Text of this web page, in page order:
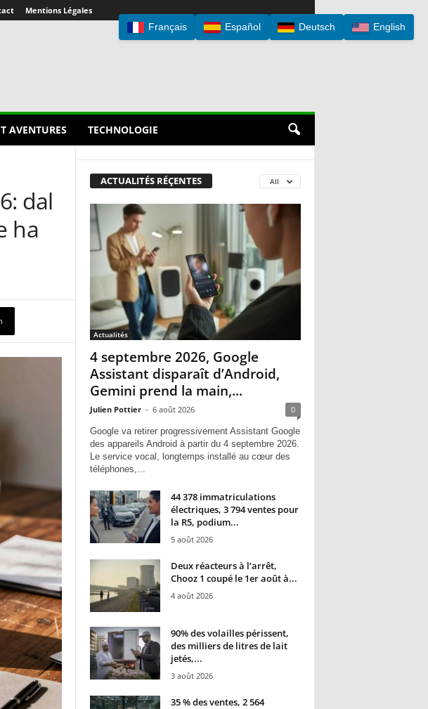
Mentions Légales
AVENTURES TECHNOLOGIE
dal
ha
ACTUALITÉS RÉÇENTES All
Actualités
4 septembre 2026, Google
Assistant disparaît d’Android,
Gemini prend la main,...
Julien Pottier - 6 août 2026 0
Google va retirer progressivement Assistant Google
des appareils Android à partir du 4 septembre 2026.
Le service vocal, longtemps installé au cœur des
téléphones,...
44 378 immatriculations
électriques, 3 794 ventes pour
la R5, podium...
5 août 2026
Deux réacteurs à l’arrêt,
Chooz 1 coupé le 1er août à...
4 août 2026
90% des volailles périssent,
des milliers de litres de lait
jetés,...
3 août 2026
35 % des ventes, 2 564
Français Español Deutsch English